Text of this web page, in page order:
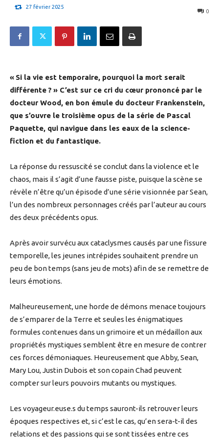
27 février 2025
0
« Si la vie est temporaire, pourquoi la mort serait
différente ? » C’est sur ce cri du cœur prononcé par le
docteur Wood, en bon émule du docteur Frankenstein,
que s’ouvre le troisième opus de la série de Pascal
Paquette, qui navigue dans les eaux de la science-
fiction et du fantastique.
La réponse du ressuscité se conclut dans la violence et le
chaos, mais il s’agit d’une fausse piste, puisque la scène se
révèle n’être qu’un épisode d’une série visionnée par Sean,
l’un des nombreux personnages créés par l’auteur au cours
des deux précédents opus.
Après avoir survécu aux cataclysmes causés par une fissure
temporelle, les jeunes intrépides souhaitent prendre un
peu de bon temps (sans jeu de mots) afin de se remettre de
leurs émotions.
Malheureusement, une horde de démons menace toujours
de s’emparer de la Terre et seules les énigmatiques
formules contenues dans un grimoire et un médaillon aux
propriétés mystiques semblent être en mesure de contrer
ces forces démoniaques. Heureusement que Abby, Sean,
Mary Lou, Justin Dubois et son copain Chad peuvent
compter sur leurs pouvoirs mutants ou mystiques.
Les voyageur.euse.s du temps sauront-ils retrouver leurs
époques respectives et, si c’est le cas, qu’en sera-t-il des
relations et des passions qui se sont tissées entre ces